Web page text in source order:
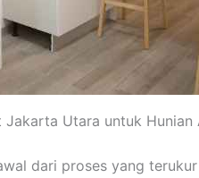
Jakarta Utara untuk Hunian
dari proses yang